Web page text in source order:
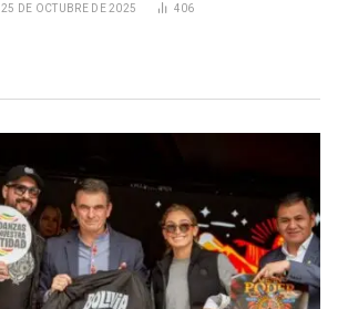
25 DE OCTUBRE DE 2025 406